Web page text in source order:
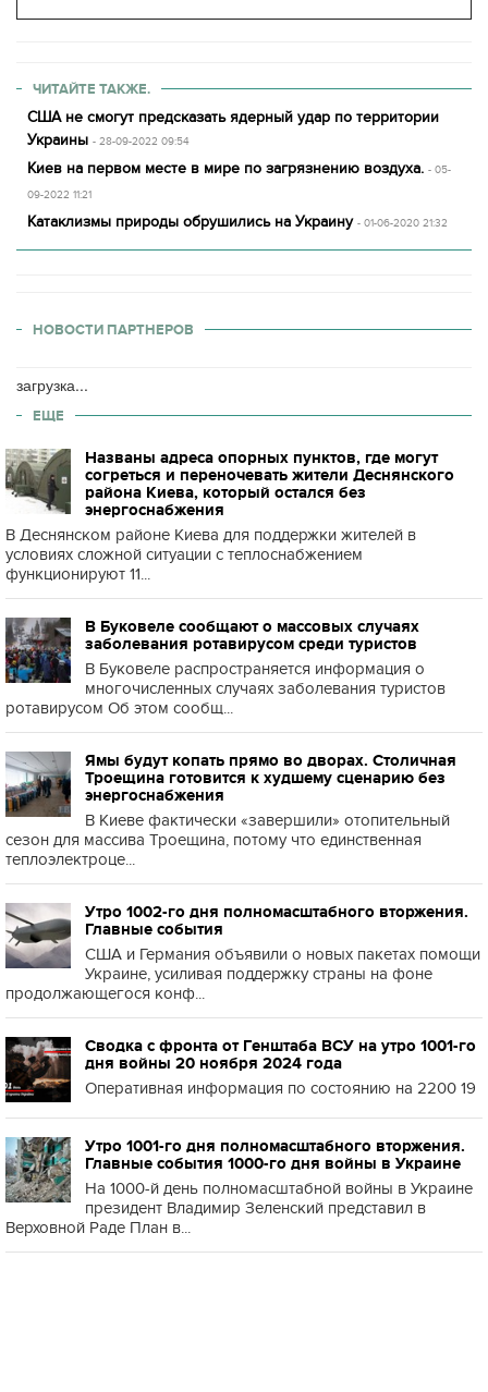
ЧИТАЙТЕ ТАКЖЕ.
США не смогут предсказать ядерный удар по территории
Украины - 28-09-2022 09:54
Киев на первом месте в мире по загрязнению воздуха. - 05-
09-2022 11:21
Катаклизмы природы обрушились на Украину - 01-06-2020 21:32
НОВОСТИ ПАРТНЕРОВ
загрузка...
ЕЩЕ
Названы адреса опорных пунктов, где могут
согреться и переночевать жители Деснянского
района Киева, который остался без
энергоснабжения
В Деснянском районе Киева для поддержки жителей в
условиях сложной ситуации с теплоснабжением
функционируют 11...
В Буковеле сообщают о массовых случаях
заболевания ротавирусом среди туристов
В Буковеле распространяется информация о
многочисленных случаях заболевания туристов
ротавирусом Об этом сообщ...
Ямы будут копать прямо во дворах. Столичная
Троещина готовится к худшему сценарию без
энергоснабжения
В Киеве фактически «завершили» отопительный
сезон для массива Троещина, потому что единственная
теплоэлектроце...
Утро 1002-го дня полномасштабного вторжения.
Главные события
США и Германия объявили о новых пакетах помощи
Украине, усиливая поддержку страны на фоне
продолжающегося конф...
Сводка с фронта от Генштаба ВСУ на утро 1001-го
дня войны 20 ноября 2024 года
Оперативная информация по состоянию на 2200 19
Утро 1001-го дня полномасштабного вторжения.
Главные события 1000-го дня войны в Украине
На 1000-й день полномасштабной войны в Украине
президент Владимир Зеленский представил в
Верховной Раде План в...